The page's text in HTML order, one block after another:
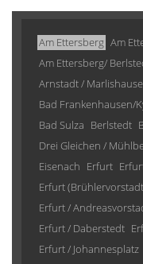
Am Ettersberg Am
Am Ettersberg/
Arnstadt /
Bad Frankenhausen/
Bad Sulza Berlstedt
Drei Gleichen /
Eisenach Erfurt
Erfurt
Erfurt /
Erfurt / Daberstedt
Erfurt / Johannesplatz